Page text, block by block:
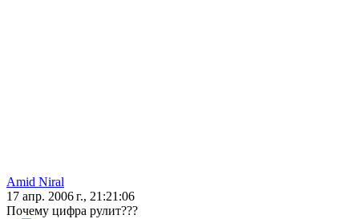
Amid Niral
17 апр. 2006 г., 21:21:06
Почему цифра рулит???